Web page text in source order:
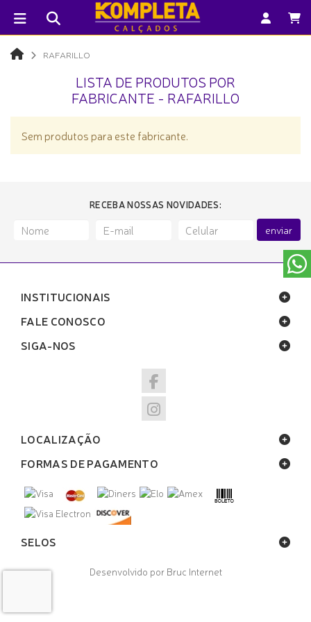
RAFARILLO
LISTA DE PRODUTOS POR
FABRICANTE - RAFARILLO
Sem produtos para este fabricante.
RECEBA NOSSAS NOVIDADES:
enviar
INSTITUCIONAIS
FALE CONOSCO
SIGA-NOS
LOCALIZAÇÃO
FORMAS DE PAGAMENTO
SELOS
Desenvolvido por Bruc Internet